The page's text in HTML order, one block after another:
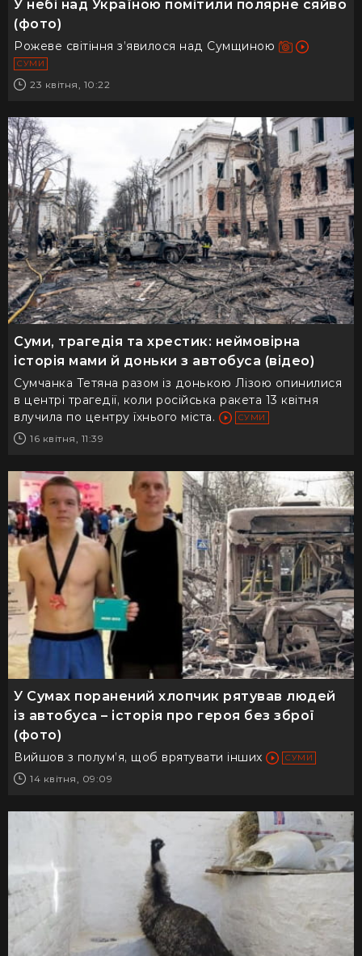
У небі над Україною помітили полярне сяйво
(фото)
Рожеве світіння з’явилося над Сумщиною
СУМИ
23 квітня, 10:22
Суми, трагедія та хрестик: неймовірна
історія мами й доньки з автобуса (відео)
Сумчанка Тетяна разом із донькою Лізою опинилися
в центрі трагедії, коли російська ракета 13 квітня
влучила по центру їхнього міста.
СУМИ
16 квітня, 11:39
У Сумах поранений хлопчик рятував людей
із автобуса – історія про героя без зброї
(фото)
Вийшов з полум’я, щоб врятувати інших СУМИ
14 квітня, 09:09